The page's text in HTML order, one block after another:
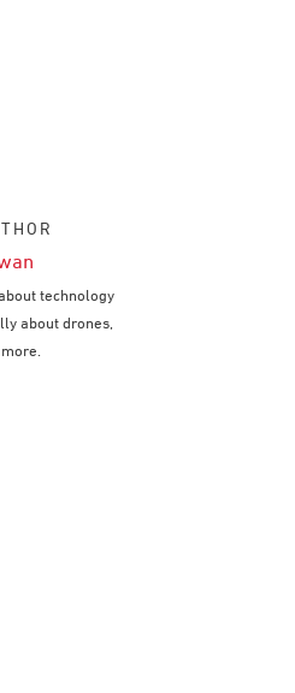
technology
about drones,